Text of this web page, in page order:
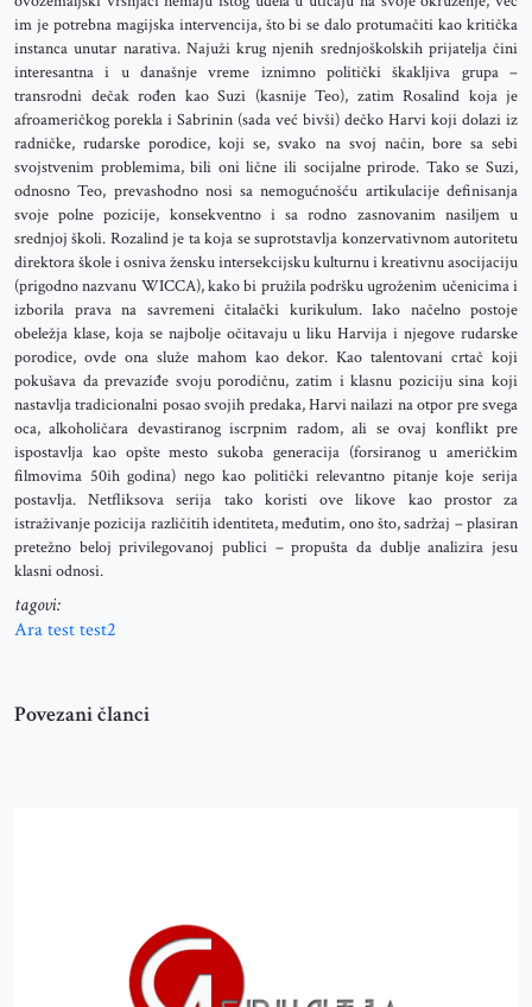
im je potrebna magijska intervencija, što bi se dalo protumačiti kao kritička
instanca unutar narativa. Najuži krug njenih srednjoškolskih prijatelja čini
interesantna i u današnje vreme iznimno politički škakljiva grupa –
transrodni dečak rođen kao Suzi (kasnije Teo), zatim Rosalind koja je
afroameričkog porekla i Sabrinin (sada već bivši) dečko Harvi koji dolazi iz
radničke, rudarske porodice, koji se, svako na svoj način, bore sa sebi
svojstvenim problemima, bili oni lične ili socijalne prirode. Tako se Suzi,
odnosno Teo, prevashodno nosi sa nemogućnošću artikulacije definisanja
svoje polne pozicije, konsekventno i sa rodno zasnovanim nasiljem u
srednjoj školi. Rozalind je ta koja se suprotstavlja konzervativnom autoritetu
direktora škole i osniva žensku intersekcijsku kulturnu i kreativnu asocijaciju
(prigodno nazvanu WICCA), kako bi pružila podršku ugroženim učenicima i
izborila prava na savremeni čitalački kurikulum. Iako načelno postoje
obeležja klase, koja se najbolje očitavaju u liku Harvija i njegove rudarske
porodice, ovde ona služe mahom kao dekor. Kao talentovani crtač koji
pokušava da prevaziđe svoju porodičnu, zatim i klasnu poziciju sina koji
nastavlja tradicionalni posao svojih predaka, Harvi nailazi na otpor pre svega
oca, alkoholičara devastiranog iscrpnim radom, ali se ovaj konflikt pre
ispostavlja kao opšte mesto sukoba generacija (forsiranog u američkim
filmovima 50ih godina) nego kao politički relevantno pitanje koje serija
postavlja. Netfliksova serija tako koristi ove likove kao prostor za
istraživanje pozicija različitih identiteta, međutim, ono što, sadržaj – plasiran
pretežno beloj privilegovanoj publici – propušta da dublje analizira jesu
klasni odnosi.
tagovi:
Aratesttest2
Povezani članci